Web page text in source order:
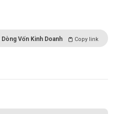
Dòng Vốn Kinh Doanh Copy link